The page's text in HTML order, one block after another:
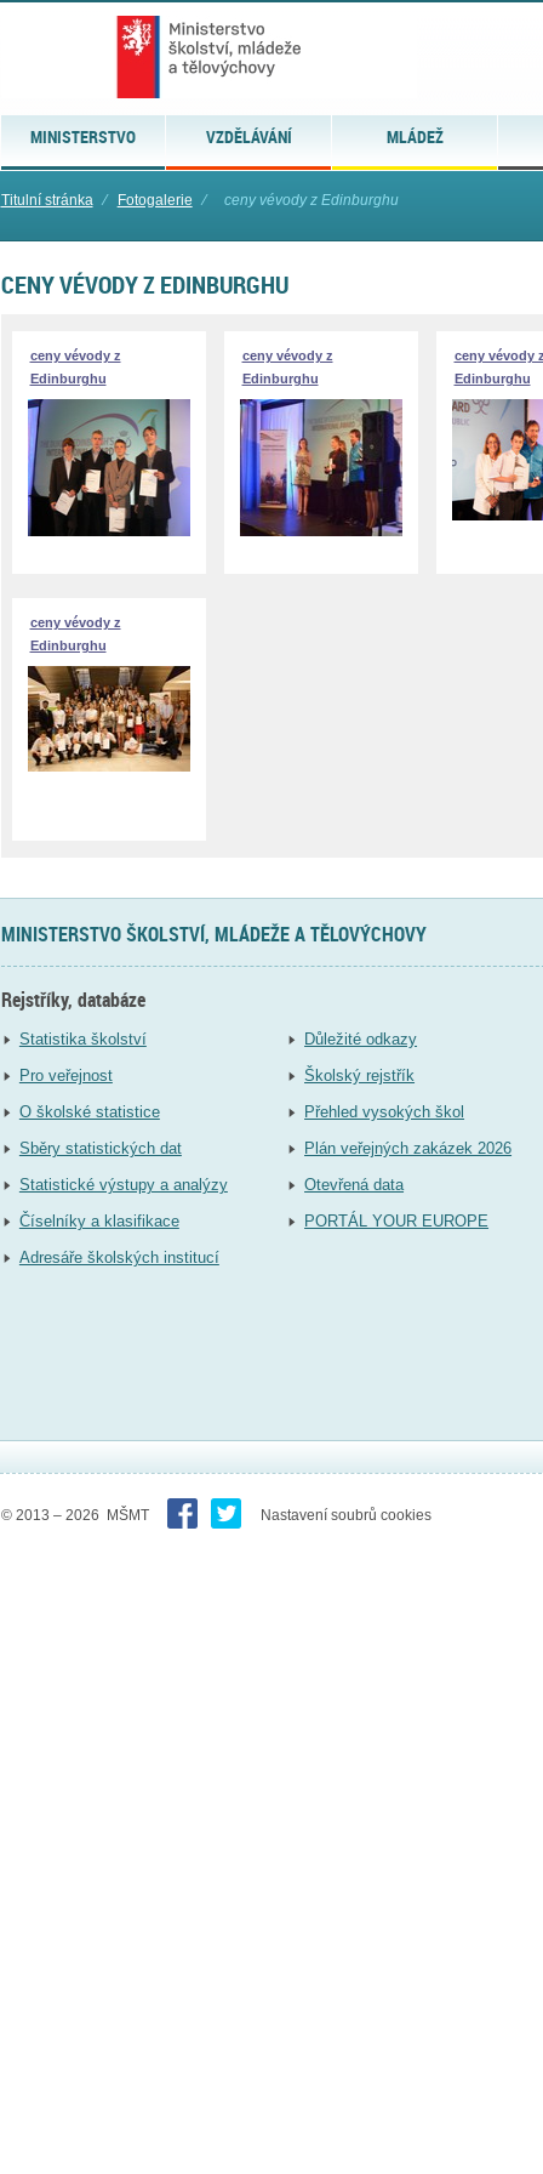
MINISTERSTVO VZDĚLÁVÁNÍ MLÁDEŽ
Titulní stránka ⁄ Fotogalerie ⁄ ceny vévody z Edinburghu
CENY VÉVODY Z EDINBURGHU
ceny vévody z
Edinburghu
ceny vévody z
Edinburghu
ceny vévody
Edinburghu
ceny vévody z
Edinburghu
MINISTERSTVO ŠKOLSTVÍ, MLÁDEŽE A TĚLOVÝCHOVY
Rejstříky, databáze
Statistika školství
Pro veřejnost
O školské statistice
Sběry statistických dat
Statistické výstupy a analýzy
Číselníky a klasifikace
Adresáře školských institucí
Důležité odkazy
Školský rejstřík
Přehled vysokých škol
Plán veřejných zakázek 2026
Otevřená data
PORTÁL YOUR EUROPE
© 2013 – 2026 MŠMT Nastavení soubrů cookies